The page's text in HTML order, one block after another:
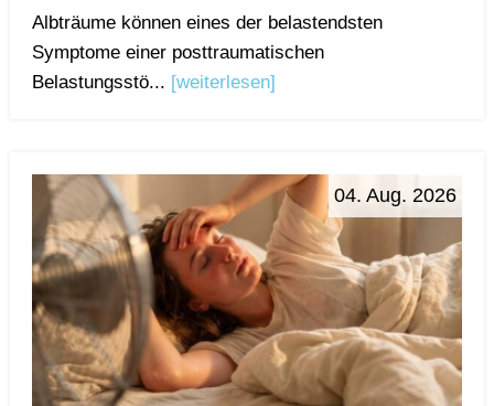
Albträume können eines der belastendsten
Symptome einer posttraumatischen
Belastungsstö... [weiterlesen]
04. Aug. 2026